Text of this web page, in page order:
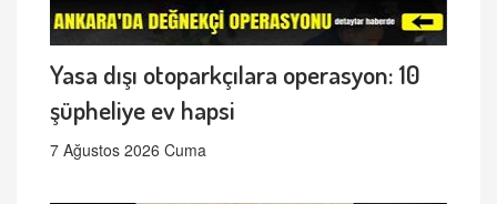
Yasa dışı otoparkçılara operasyon: 10
şüpheliye ev hapsi
7 Ağustos 2026 Cuma